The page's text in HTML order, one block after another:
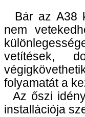
Bár az A38
nem
vetítések,
folyamatát a
Az őszi
installációja